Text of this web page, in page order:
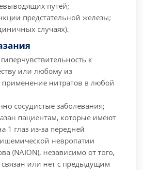
путей;
предстательной железы;
случаях).
к
или любому из
применение нитратов в любой
сосудистые заболевания;
пациентам, которые имеют
1 глаз из-за передней
невропатии
(NAION), независимо от того,
связан или нет с предыдущим